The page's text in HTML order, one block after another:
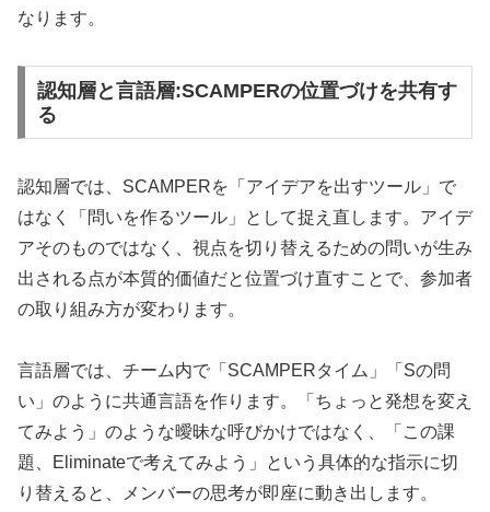
なります。
認知層と言語層:SCAMPERの位置づけを共有す
る
認知層では、SCAMPERを「アイデアを出すツール」で
はなく「問いを作るツール」として捉え直します。アイデ
アそのものではなく、視点を切り替えるための問いが生み
出される点が本質的価値だと位置づけ直すことで、参加者
の取り組み方が変わります。
言語層では、チーム内で「SCAMPERタイム」「Sの問
い」のように共通言語を作ります。「ちょっと発想を変え
てみよう」のような曖昧な呼びかけではなく、「この課
題、Eliminateで考えてみよう」という具体的な指示に切
り替えると、メンバーの思考が即座に動き出します。